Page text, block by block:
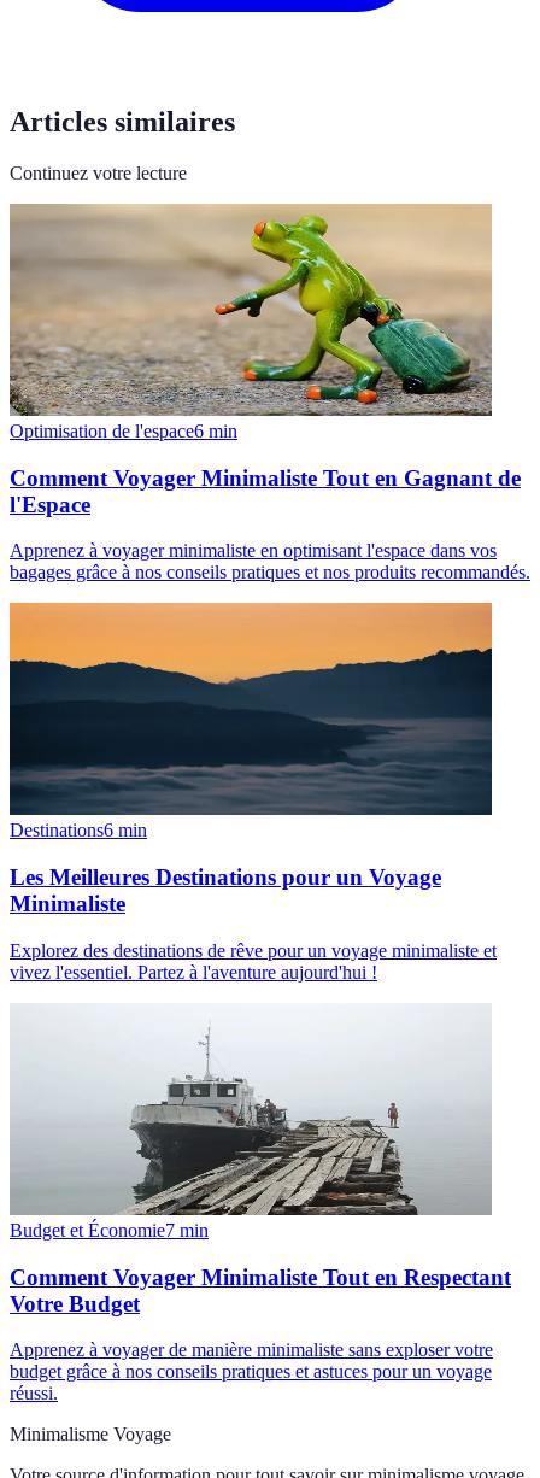
Articles similaires
Continuez votre lecture
Optimisation de l'espace6 min
Comment Voyager Minimaliste Tout en Gagnant de
l'Espace
Apprenez à voyager minimaliste en optimisant l'espace dans vos
bagages grâce à nos conseils pratiques et nos produits recommandés.
Destinations6 min
Les Meilleures Destinations pour un Voyage
Minimaliste
Explorez des destinations de rêve pour un voyage minimaliste et
vivez l'essentiel. Partez à l'aventure aujourd'hui !
Budget et Économie7 min
Comment Voyager Minimaliste Tout en Respectant
Votre Budget
Apprenez à voyager de manière minimaliste sans exploser votre
budget grâce à nos conseils pratiques et astuces pour un voyage
réussi.
Minimalisme Voyage